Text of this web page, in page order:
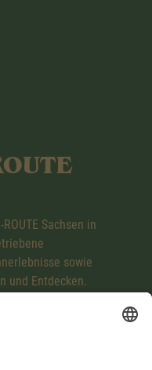
Sachsen in
sowie
und Entdecken.